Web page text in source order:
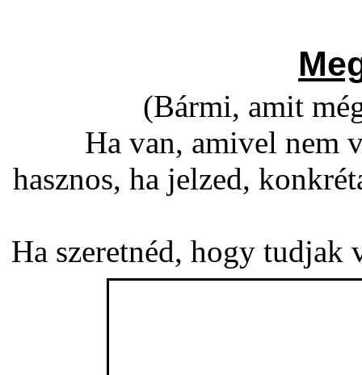
(Bármi, amit
Ha van, amivel nem
hasznos, ha jelzed,
Ha szeretnéd, hogy